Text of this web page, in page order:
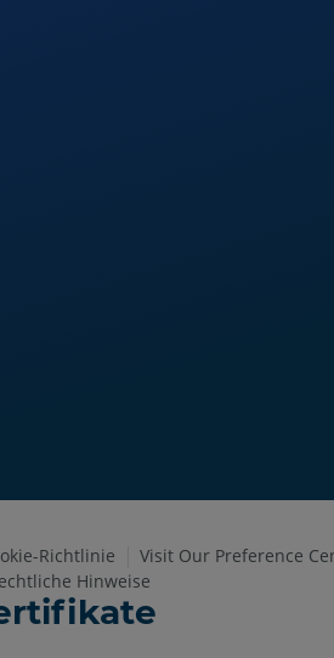
Richtlinie
Visit Our Preference
Hinweise